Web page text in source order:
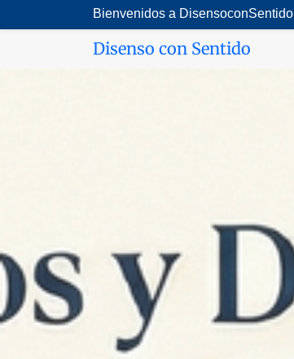
al
Bienvenidos a DisensoconSentido
Disenso con Sentido